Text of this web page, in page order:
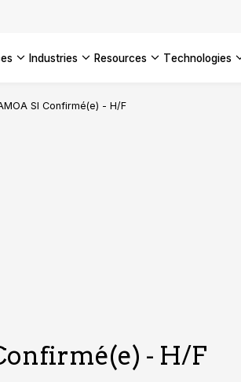
industries resources technologies
SI Confirmé(e) - H/F
- H/F